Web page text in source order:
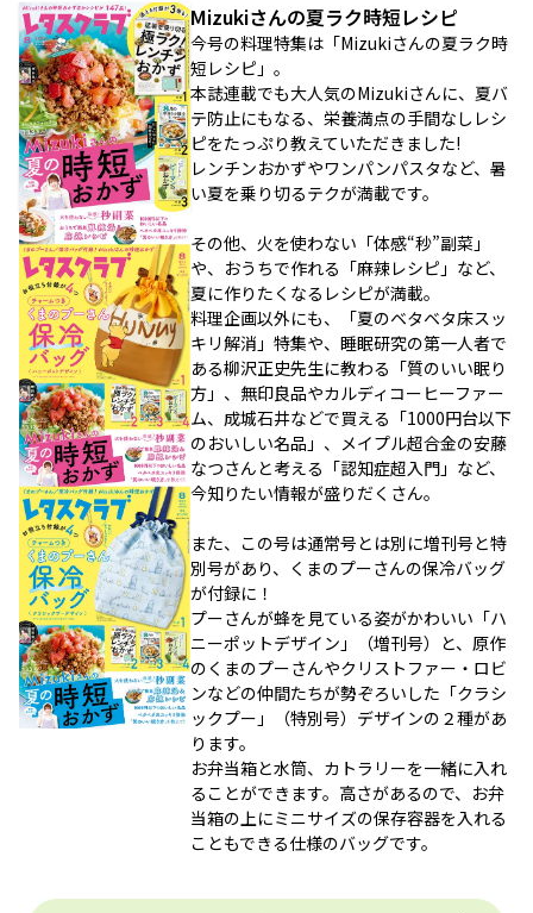
Mizukiさんの夏ラク時短レシピ
今号の料理特集は「Mizukiさんの夏ラク時
短レシピ」。
本誌連載でも大人気のMizukiさんに、夏バ
テ防止にもなる、栄養満点の手間なしレシ
ピをたっぷり教えていただきました!
レンチンおかずやワンパンパスタなど、暑
い夏を乗り切るテクが満載です。
その他、火を使わない「体感“秒”副菜」
や、おうちで作れる「麻辣レシピ」など、
夏に作りたくなるレシピが満載。
料理企画以外にも、「夏のベタベタ床スッ
キリ解消」特集や、睡眠研究の第一人者で
ある柳沢正史先生に教わる「質のいい眠り
方」、無印良品やカルディコーヒーファー
ム、成城石井などで買える「1000円台以下
のおいしい名品」、メイプル超合金の安藤
なつさんと考える「認知症超入門」など、
今知りたい情報が盛りだくさん。
また、この号は通常号とは別に増刊号と特
別号があり、くまのプーさんの保冷バッグ
が付録に！
プーさんが蜂を見ている姿がかわいい「ハ
ニーポットデザイン」（増刊号）と、原作
のくまのプーさんやクリストファー・ロビ
ンなどの仲間たちが勢ぞろいした「クラシ
ックプー」（特別号）デザインの２種があ
ります。
お弁当箱と水筒、カトラリーを一緒に入れ
ることができます。高さがあるので、お弁
当箱の上にミニサイズの保存容器を入れる
こともできる仕様のバッグです。